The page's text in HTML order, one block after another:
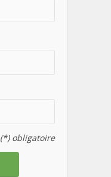
(*) obligatoire